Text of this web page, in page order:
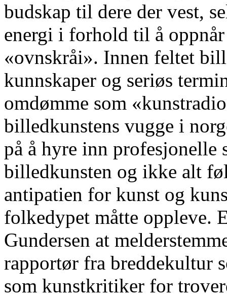
budskap til dere der vest,
energi i forhold til å
«ovnskråi». Innen feltet
kunnskaper og seriøs
omdømme som
billedkunstens vugge i
på å hyre inn profesjonelle
billedkunsten og ikke alt
antipatien for kunst og
folkedypet måtte oppleve.
Gundersen at
rapportør fra breddekultur
som kunstkritiker for